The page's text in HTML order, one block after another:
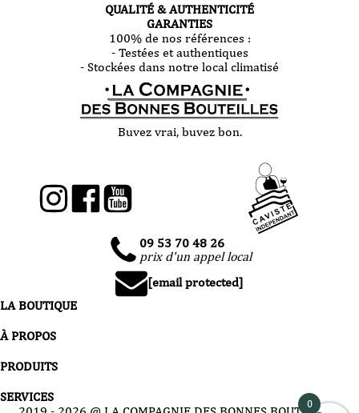
QUALITÉ & AUTHENTICITÉ
GARANTIES
100% de nos références :
- Testées et authentiques
- Stockées dans notre local climatisé
Buvez vrai, buvez bon.
09 53 70 48 26
prix d'un appel local
[email protected]
LA BOUTIQUE
À PROPOS
PRODUITS
SERVICES
0